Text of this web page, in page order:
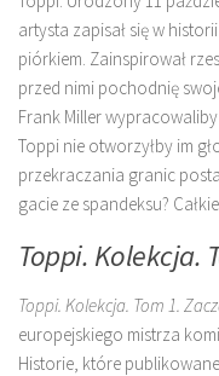
artysta zapisał się w
piórkiem. Zainspirował
przed nimi pochodnię
Frank Miller
Toppi nie otworzyłby im
przekraczania granic
gacie ze spandeksu?
Toppi. Kolekcja.
Toppi. Kolekcja. Tom 1.
europejskiego mistrza
Historie, które